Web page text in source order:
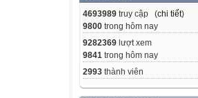
4693989 truy cập (chi tiết)
9800 trong hôm nay
9282369 lượt xem
9841 trong hôm nay
2993 thành viên